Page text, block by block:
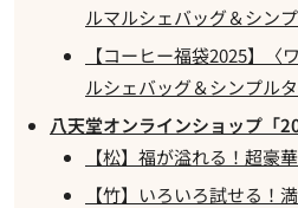
ルマルシェバッグ＆シン
【コーヒー福袋2025】〈
ルシェバッグ＆シンプル
八天堂オンラインショップ「
【松】福が溢れる！超豪
【竹】いろいろ試せる！